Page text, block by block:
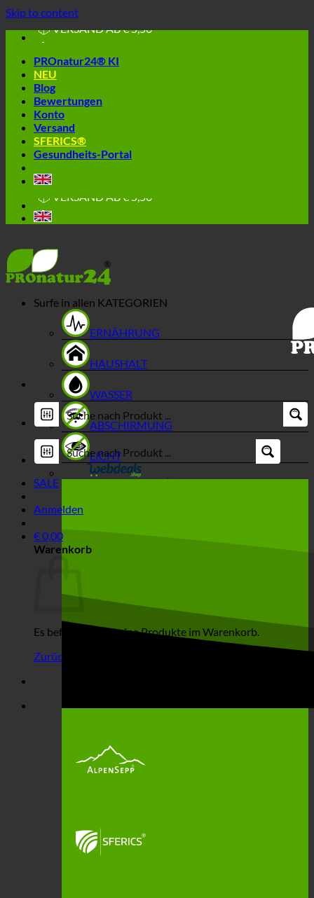
Skip to content
🔆 GESUND. NACHHALTIG.
📦 VERSAND AB € 5,50
🔖 KAUF AUF RECHNUNG
PROnatur24® KI
NEU
Blog
Bewertungen
Konto
Versand
SFERICS®
Gesundheits-Portal
🔆 GESUND. NACHHALTIG.
📦 VERSAND AB € 5,50
🔖 KAUF AUF RECHNUNG
SALE
Anmelden
€0,00
Warenkorb
Es befinden sich keine Produkte im Warenkorb.
Zurück zum Shop
Surfe in allen KATEGORIEN
ERNÄHRUNG
HAUSHALT
WASSER
ABSCHIRMUNG
LICHT